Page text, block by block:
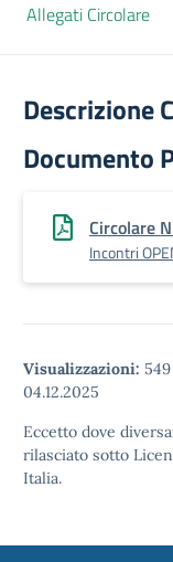
Allegati Circolare
Descrizione
Documento
Circolare
Incontri
Visualizzazioni: 549
04.12.2025
Eccetto dove
rilasciato sotto
Italia.